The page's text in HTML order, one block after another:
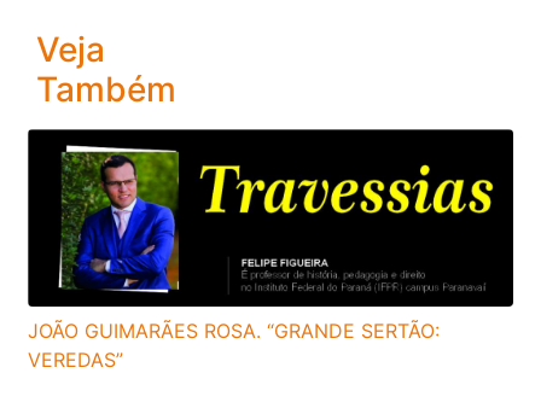
Veja
Também
JOÃO GUIMARÃES ROSA. “GRANDE SERTÃO:
VEREDAS”